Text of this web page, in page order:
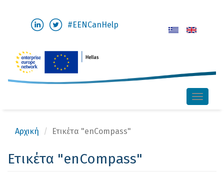
περιεχόμενο
#EENCanHelp
Toggle
Αρχική Ετικέτα "enCompass"
Ετικέτα "enCompass"